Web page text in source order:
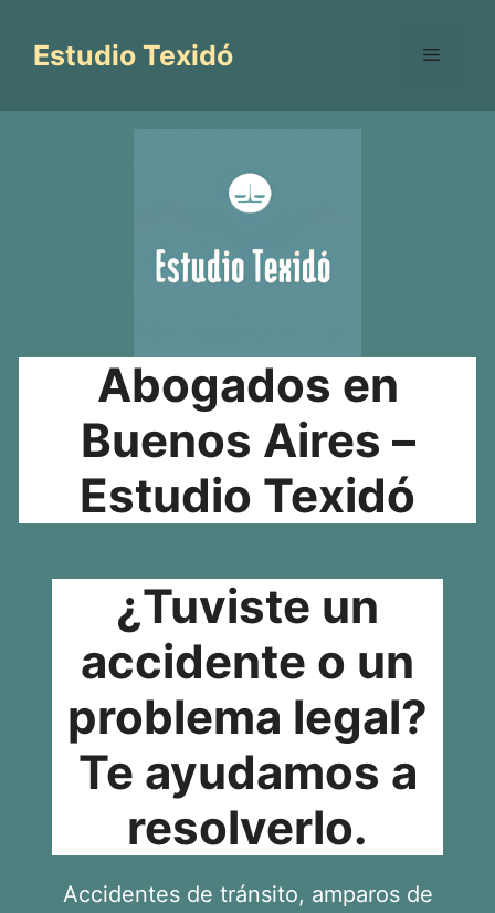
contenido
Estudio Texidó Menú
Abogados en
Buenos Aires –
Estudio Texidó
¿Tuviste un
accidente o un
problema legal?
Te ayudamos a
resolverlo.
Accidentes de tránsito, amparos de